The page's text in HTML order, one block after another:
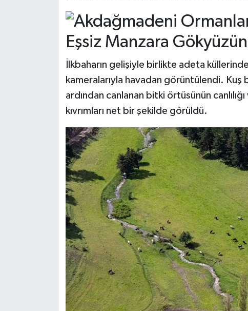
Eşsiz Manzara
İlkbaharın gelişiyle birlikte adeta
kameralarıyla havadan görüntülendi. Kuş
ardından canlanan bitki örtüsünün
kıvrımları net bir şekilde görüldü.